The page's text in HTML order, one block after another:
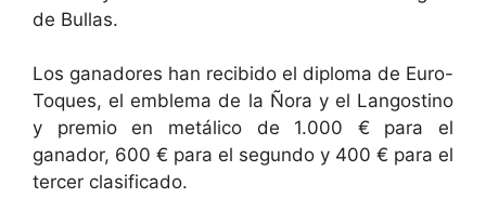
de Bullas.
Los ganadores han recibido el diploma de Euro-
Toques, el emblema de la Ñora y el Langostino
y premio en metálico de 1.000 € para el
ganador, 600 € para el segundo y 400 € para el
tercer clasificado.